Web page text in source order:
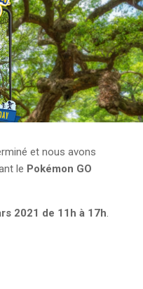
et nous avons
le Pokémon GO
2021 de 11h à 17h.